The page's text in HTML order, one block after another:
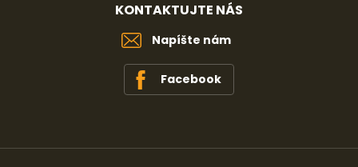
KONTAKTUJTE NÁS
Napíšte nám
Facebook